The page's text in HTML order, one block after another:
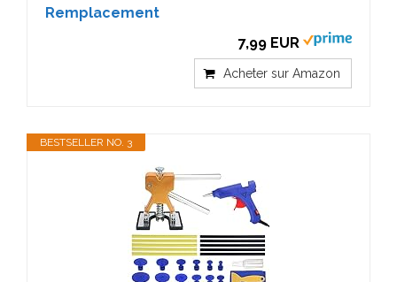
Remplacement
7,99 EUR
Acheter sur Amazon
BESTSELLER NO. 3